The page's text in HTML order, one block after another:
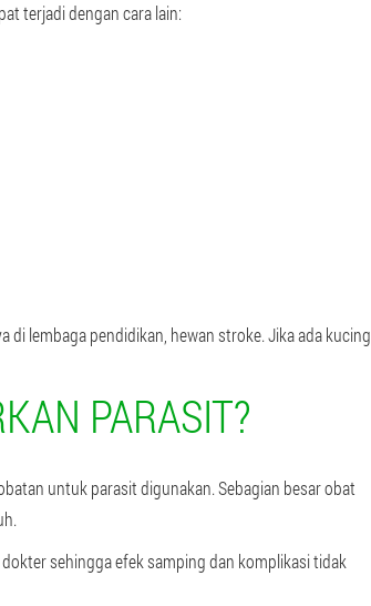
terjadi dengan cara lain:
di lembaga pendidikan, hewan stroke. Jika ada kucing
PARASIT?
untuk parasit digunakan. Sebagian besar obat
sehingga efek samping dan komplikasi tidak